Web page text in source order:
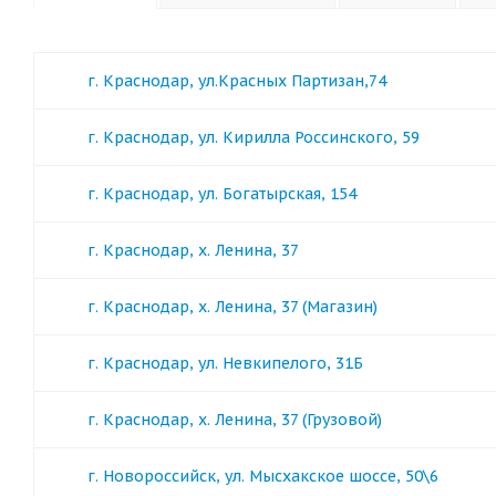
г. Краснодар, ул.Красных Партизан,74
г. Краснодар, ул. Кирилла Россинского, 59
г. Краснодар, ул. Богатырская, 154
г. Краснодар, х. Ленина, 37
г. Краснодар, х. Ленина, 37 (Магазин)
г. Краснодар, ул. Невкипелого, 31Б
г. Краснодар, х. Ленина, 37 (Грузовой)
г. Новороссийск, ул. Мысхакское шоссе, 50\6